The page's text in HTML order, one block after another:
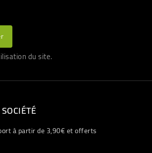
du site.
à partir de 3,90€ et offerts